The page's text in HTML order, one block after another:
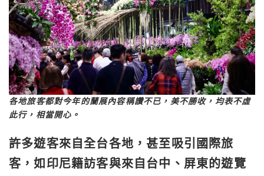
各地旅客都對今年的蘭展內容稱讚不已，美不勝收，均表不虛
此行，相當開心。
許多遊客來自全台各地，甚至吸引國際旅
客，如印尼籍訪客與來自台中、屏東的遊覽